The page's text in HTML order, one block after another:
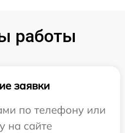
работы
заявки
по телефону или
на сайте